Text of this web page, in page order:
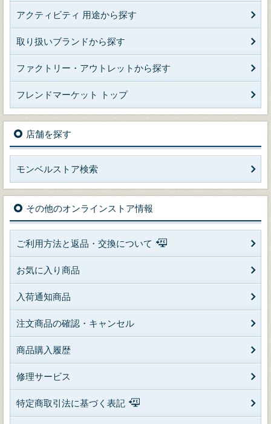
アクティビティ 用途から探す
取り扱いブランドから探す
ファクトリー・アウトレットから探す
フレンドマーケット トップ
店舗を探す
モンベルストア検索
その他のオンラインストア情報
ご利用方法と返品・交換について
お気に入り商品
入荷通知商品
注文商品の確認・キャンセル
商品購入履歴
修理サービス
特定商取引法に基づく表記